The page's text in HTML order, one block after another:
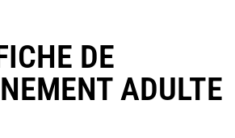
DE
ADULTE